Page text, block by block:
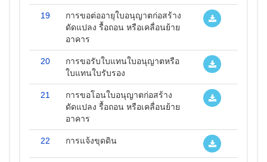
19
การขอต่ออายุใบอนุญาตก่อสร้าง
ดัดแปลง รื้อถอน หรือเคลื่อนย้าย
อาคาร
20
การขอรับใบแทนใบอนุญาตหรือ
ใบแทนใบรับรอง
21
การขอโอนใบอนุญาตก่อสร้าง
ดัดแปลง รื้อถอน หรือเคลื่อนย้าย
อาคาร
22 การแจ้งขุดดิน